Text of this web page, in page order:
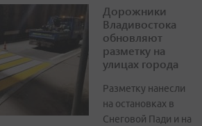
Дорожники
Владивостока
обновляют
разметку на
улицах города
Разметку нанесли
на остановках в
Снеговой Пади и на